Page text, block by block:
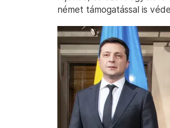
német támogatással is